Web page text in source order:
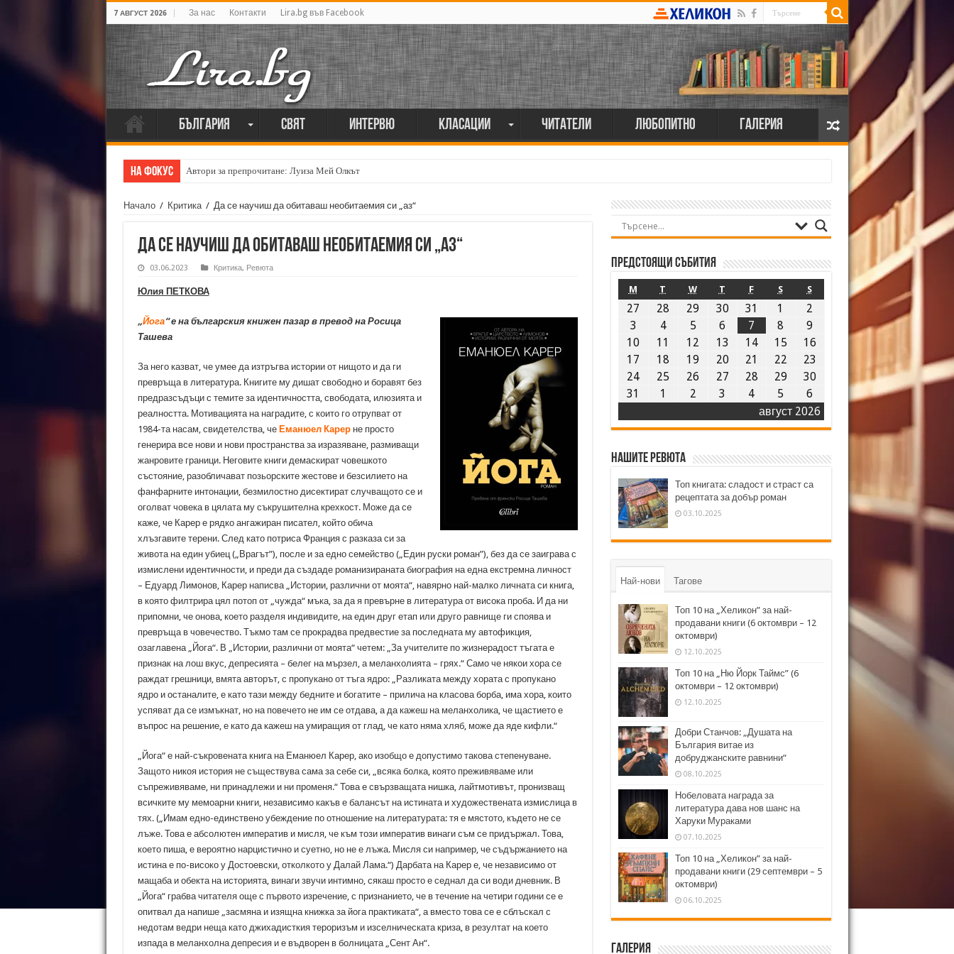
7 АВГУСТ 2026 За нас Контакти Lira.bg във Facebook
България Свят Интервю Класации Читатели Любопитно Галерия
На фокус Автори за препрочитане: Луиза Мей Олкът
Кирил Кадийски: „Плачът на големия поет винаги е и сила, и съпричастност“
Начало / Критика / Да се научиш да обитаваш необитаемия си „аз“
Да се научиш да обитаваш необитаемия си „аз“
03.06.2023 Критика, Ревюта
Юлия ПЕТКОВА
„Йога“ е на българския книжен пазар в превод на Росица
Ташева
За него казват, че умее да изтръгва истории от нищото и да ги
превръща в литература. Книгите му дишат свободно и боравят без
предразсъдъци с темите за идентичността, свободата, илюзията и
реалността. Мотивацията на наградите, с които го отрупват от
1984-та насам, свидетелства, че Еманюел Карерне просто
генерира все нови и нови пространства за изразяване, размиващи
жанровите граници. Неговите книги демаскират човешкото
състояние, разобличават позьорските жестове и безсилието на
фанфарните интонации, безмилостно дисектират случващото се и
оголват човека в цялата му съкрушителна крехкост. Може да се
каже, че Карер е рядко ангажиран писател, който обича
хлъзгавите терени. След като потриса Франция с разказа си за
живота на един убиец („Врагът”), после и за едно семейство („Един руски роман”), без да се заиграва с
измислени идентичности, и преди да създаде романизираната биография на една екстремна личност
– Едуард Лимонов, Карер написва „Истории, различни от моята“, навярно най-малко личната си книга,
в която филтрира цял потоп от „чужда“ мъка, за да я превърне в литература от висока проба. И да ни
припомни, че онова, което разделя индивидите, на един друг етап или друго равнище ги споява и
превръща в човечество. Тъкмо там се прокрадва предвестие за последната му автофикция,
озаглавена „Йога“. В „Истории, различни от моята“ четем: „За учителите по жизнерадост тъгата е
признак на лош вкус, депресията – белег на мързел, а меланхолията – грях.“ Само че някои хора се
раждат грешници, вмята авторът, с пропукано от тъга ядро: „Разликата между хората с пропукано
ядро и останалите, е като тази между бедните и богатите – прилича на класова борба, има хора, които
успяват да се измъкнат, но на повечето не им се отдава, а да кажеш на меланхолика, че щастието е
въпрос на решение, е като да кажеш на умиращия от глад, че като няма хляб, може да яде кифли.“
„Йога“ е най-съкровената книга на Еманюел Карер, ако изобщо е допустимо такова степенуване.
Защото никоя история не съществува сама за себе си, „всяка болка, която преживяваме или
съпреживяваме, ни принадлежи и ни променя.“ Това е свързващата нишка, лайтмотивът, пронизващ
всичките му мемоарни книги, независимо какъв е балансът на истината и художествената измислица в
тях. („Имам едно-единствено убеждение по отношение на литературата: тя е мястото, където не се
лъже. Това е абсолютен императив и мисля, че към този императив винаги съм се придържал. Това,
което пиша, е вероятно нарцистично и суетно, но не е лъжа. Мисля си например, че съдържанието на
истина е по-високо у Достоевски, отколкото у Далай Лама.“) Дарбата на Карер е, че независимо от
мащаба и обекта на историята, винаги звучи интимно, сякаш просто е седнал да си води дневник. В
„Йога“ грабва читателя още с първото изречение, с признанието, че в течение на четири години се е
опитвал да напише „засмяна и изящна книжка за йога практиката“, а вместо това се е сблъскал с
недотам ведри неща като джихадисткия тероризъм и изселническата криза, в резултат на което
изпада в меланхолна депресия и е въдворен в болницата „Сент Ан“.
Предстоящи събития
август 2026
M T W T F S S
27 28 29 30 31 1
2
3
4 5 6 7 8
9
10
11 12 13 14 15
16
17
18 19 20 21 22
23
24
25 26 27 28 29
30
31
1 2 3 4 5 6
Нашите ревюта
Топ книгата: сладост и страст са
рецептата за добър роман
03.10.2025
Най-нови Тагове
Топ 10 на „Хеликон” за най-
продавани книги (6 октомври – 12
октомври)
12.10.2025
Топ 10 на „Ню Йорк Таймс” (6
октомври – 12 октомври)
12.10.2025
Добри Станчов: „Душата на
България витае из
добруджанските равнини“
08.10.2025
Нобеловата награда за
литература дава нов шанс на
Харуки Мураками
07.10.2025
Топ 10 на „Хеликон” за най-
продавани книги (29 септември – 5
октомври)
06.10.2025
Галерия